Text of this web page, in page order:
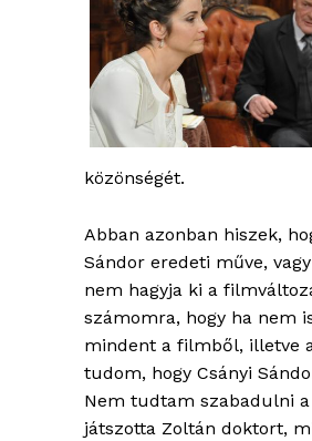
közönségét.
Abban azonban hiszek,
Sándor eredeti műve,
nem hagyja ki a
számomra, hogy ha nem
mindent a filmből, illetve
tudom, hogy Csányi
Nem tudtam szabadulni
játszotta Zoltán doktort,